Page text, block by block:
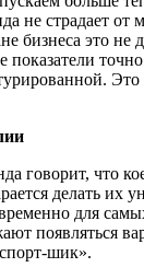
не страдает
бизнеса это не
показатели
говорит, что
делать их
для
появляться
шик».